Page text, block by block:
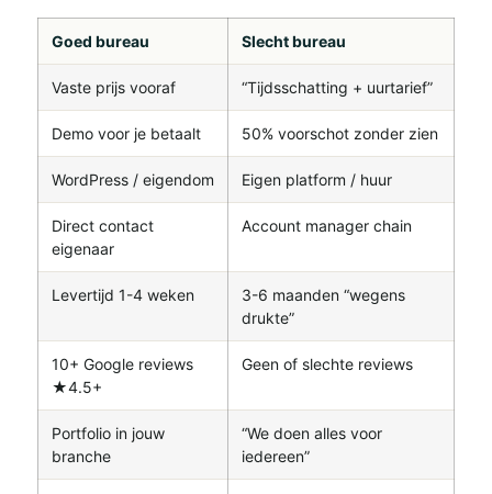
Goed bureau Slecht bureau
Vaste prijs vooraf “Tijdsschatting + uurtarief”
Demo voor je betaalt 50% voorschot zonder zien
WordPress / eigendom Eigen platform / huur
Direct contact
eigenaar
Account manager chain
Levertijd 1-4 weken
3-6 maanden “wegens
drukte”
10+ Google reviews
★4.5+
Geen of slechte reviews
Portfolio in jouw
branche
“We doen alles voor
iedereen”